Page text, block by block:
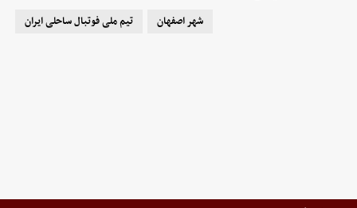
شهر اصفهان
تیم ملی فوتبال ساحلی ایران